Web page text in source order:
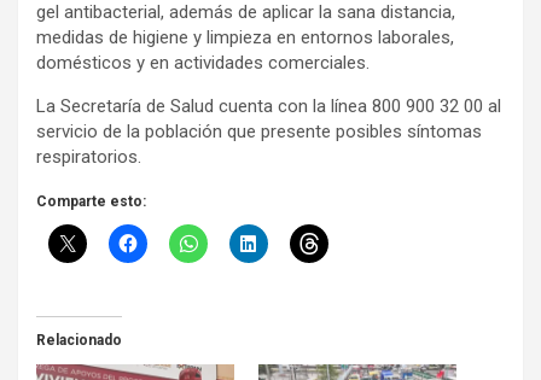
gel antibacterial, además de aplicar la sana distancia,
medidas de higiene y limpieza en entornos laborales,
domésticos y en actividades comerciales.
La Secretaría de Salud cuenta con la línea 800 900 32 00 al
servicio de la población que presente posibles síntomas
respiratorios.
Comparte esto:
Relacionado